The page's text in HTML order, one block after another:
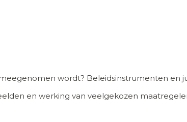
wordt? Beleidsinstrumenten en
en werking van veelgekozen